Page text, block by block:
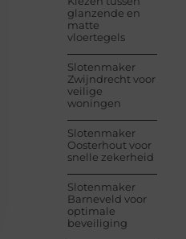
glanzende en
matte
vloertegels
Slotenmaker
Zwijndrecht voor
veilige
woningen
Slotenmaker
Oosterhout voor
snelle zekerheid
Slotenmaker
Barneveld voor
optimale
beveiliging